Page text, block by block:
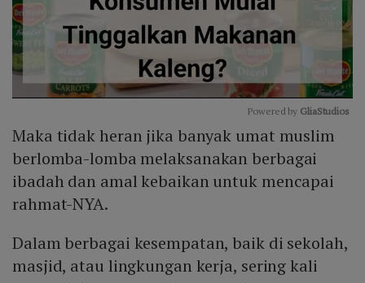
Mute
Powered by GliaStudios
Maka tidak heran jika banyak umat muslim
berlomba-lomba melaksanakan berbagai
ibadah dan amal kebaikan untuk mencapai
rahmat-NYA.
Dalam berbagai kesempatan, baik di sekolah,
masjid, atau lingkungan kerja, sering kali